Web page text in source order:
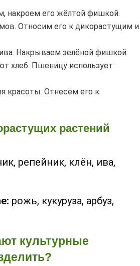
накроем его жёлтой фишкой.
Относим его к дикорастущим и
Накрываем зелёной фишкой.
хлеб. Пшеницу использует
красоты. Отнесём его к
растений
репейник, клён, ива,
рожь, кукуруза, арбуз,
культурные